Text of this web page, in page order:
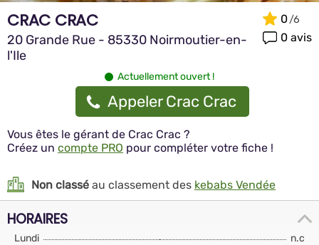
CRAC CRAC
20 Grande Rue - 85330 Noirmoutier-en-
l'Ile
0
0 avis
Actuellement ouvert !
Appeler Crac Crac
Vous êtes le gérant de Crac Crac ?
Créez un compte PRO pour compléter votre fiche !
Non classé au classement des kebabs Vendée
HORAIRES
Lundi
n.c